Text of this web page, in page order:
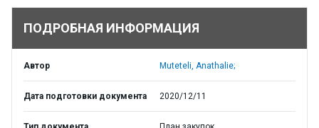
ПОДРОБНАЯ ИНФОРМАЦИЯ
Автор Muteteli, Anathalie;
Дата подготовки документа 2020/12/11